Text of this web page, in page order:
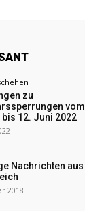
zu
vom
bis 12. Juni 2022
Nachrichten aus
2018